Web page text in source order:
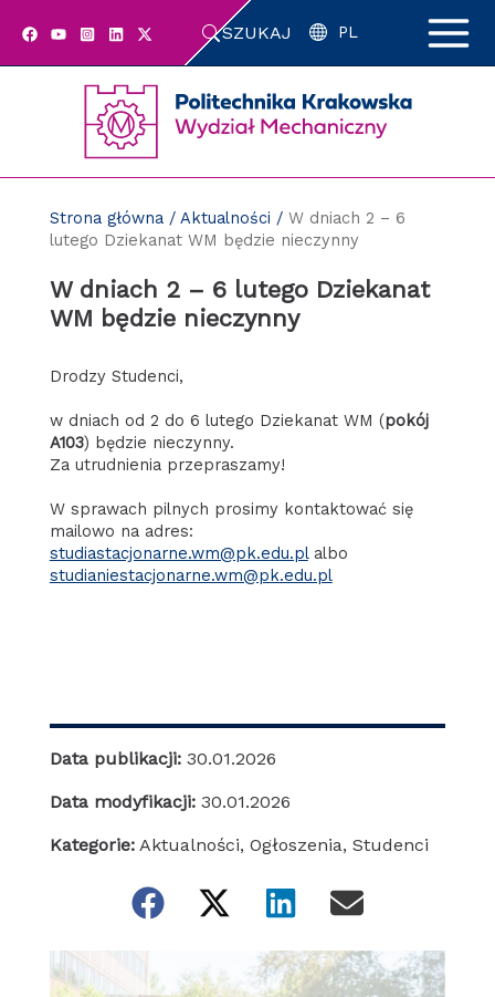
SZUKAJ PL
Strona główna/ Aktualności / W dniach 2 – 6
lutego Dziekanat WM będzie nieczynny
W dniach 2 – 6 lutego Dziekanat
WM będzie nieczynny
Drodzy Studenci,
w dniach od 2 do 6 lutego Dziekanat WM (pokój
A103) będzie nieczynny.
Za utrudnienia przepraszamy!
W sprawach pilnych prosimy kontaktować się
mailowo na adres:
studiastacjonarne.wm@pk.edu.plalbo
studianiestacjonarne.wm@pk.edu.pl
Data publikacji: 30.01.2026
Data modyfikacji: 30.01.2026
Kategorie: Aktualności, Ogłoszenia, Studenci